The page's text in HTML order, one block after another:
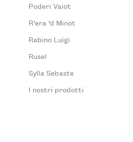
Poderi Vaiot
R’era ‘d Minot
Rabino Luigi
Rusel
Sylla Sebaste
I nostri prodotti